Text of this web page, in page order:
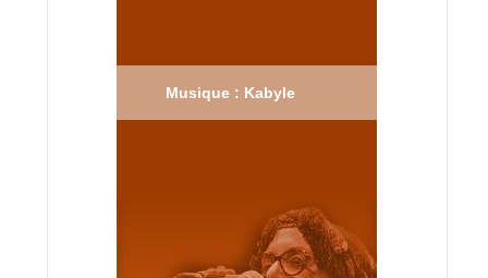
Musique : Kabyle